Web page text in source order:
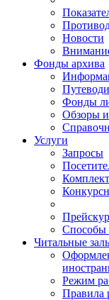
Новости
Фонды архива
Фонды
Обзоры
Услуги
Запросы
Способы
Читальные
Режим
Правила